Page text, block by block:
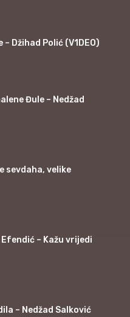
Džihad Polić (V1DEO)
Đule – Nedžad
sevdaha, velike
– Kažu vrijedi
– Nedžad Salković